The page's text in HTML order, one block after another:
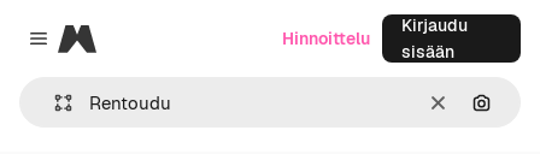
Close menu
Magnific
SelkeäHae
Hinnoittelu
Kirjaudu
sisään